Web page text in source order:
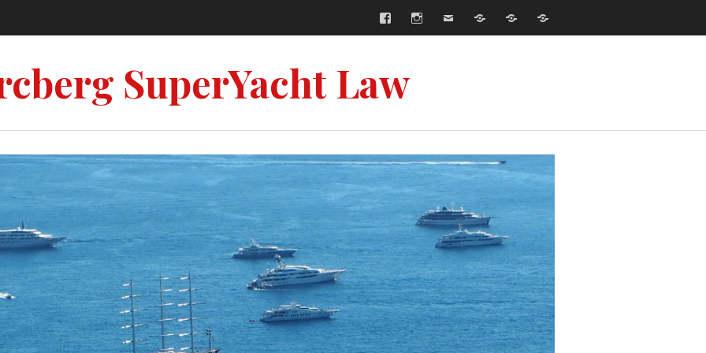
FacebookInstagram
E-
mail
Współpraca
Strona
główna
SuperYacht Law